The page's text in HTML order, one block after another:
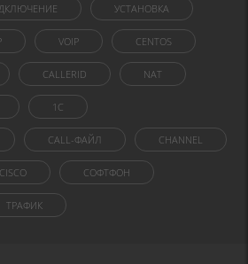
УСТАНОВКА
VOIP CENTOS
CALLERID NAT
1C
CALL-ФАЙЛ CHANNEL
CISCO СОФТФОН
ТРАФИК